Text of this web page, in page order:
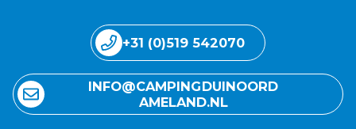
+31 (0)519 542070
INFO@ CAMPING DUINOORD
AMELAND.NL